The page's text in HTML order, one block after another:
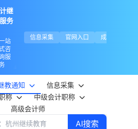
继
务
站
咨
服
信息采集 官网入口 成绩查询
教通知
信息采集
称
中级会计职称
高级会计师
AI搜索